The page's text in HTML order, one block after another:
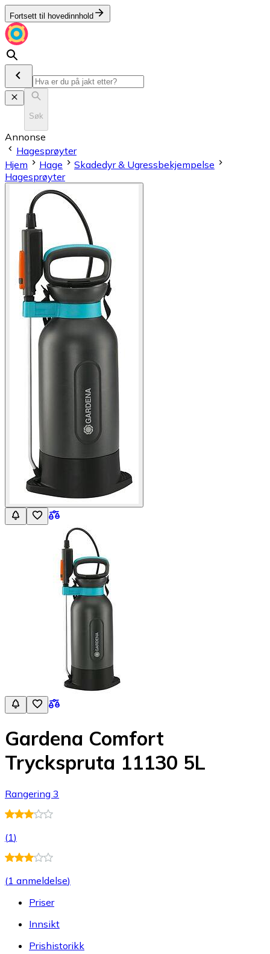
Fortsett til hovedinnhold
Søk
Annonse
Hagesprøyter
Hjem
Hage
Skadedyr & Ugressbekjempelse
Hagesprøyter
Gardena Comfort
Tryckspruta 11130 5L
Rangering 3
(1)
(1 anmeldelse)
Priser
Innsikt
Prishistorikk